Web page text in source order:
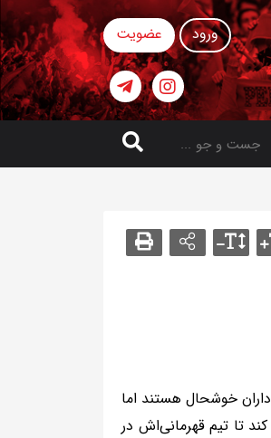
ورود عضویت
خوشحال هستند اما
تا تیم قهرمانی‌اش در